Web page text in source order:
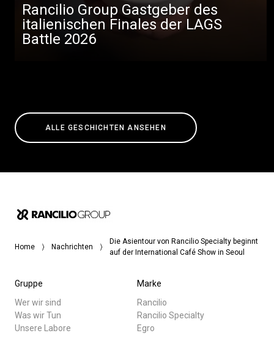
Rancilio Group Gastgeber des
italienischen Finales der LAGS
Battle 2026
ALLE GESCHICHTEN ANSEHEN
Home Nachrichten
Die Asientour von Rancilio Specialty beginnt
auf der International Café Show in Seoul
Gruppe
Wer wir sind
Was wir Tun
Unsere Labore
Marke
Rancilio
Rancilio Specialty
Egro